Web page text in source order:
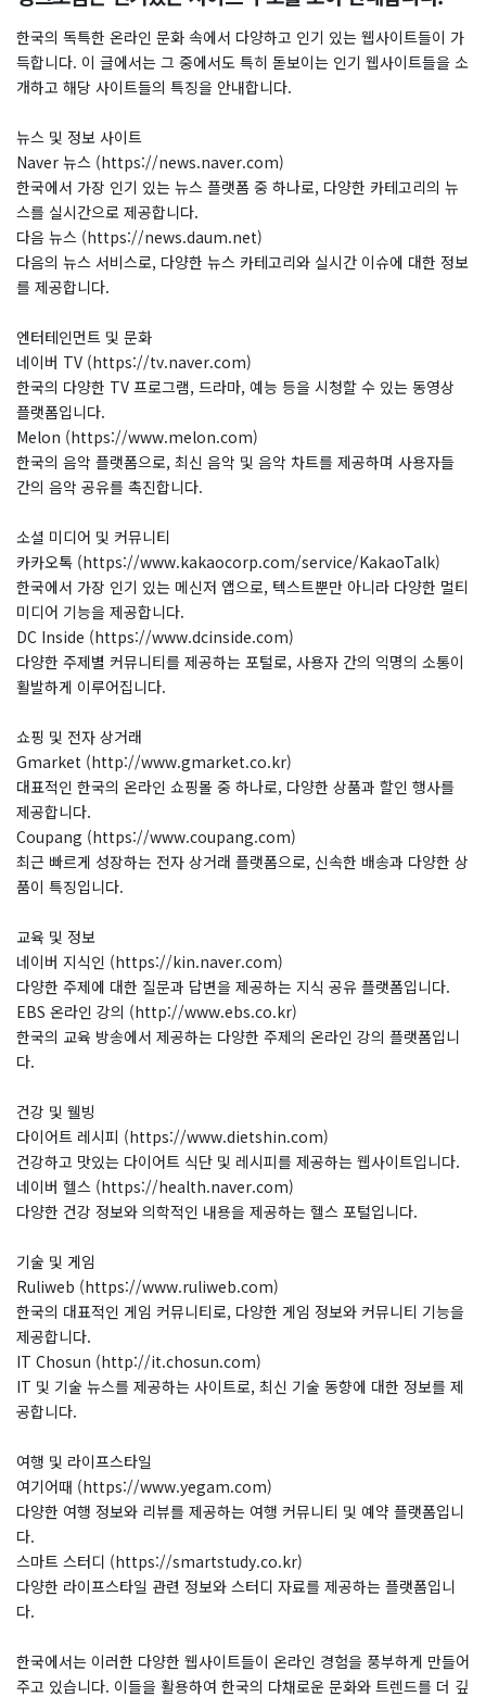
한국의 독특한 온라인 문화 속에서 다양하고 인기 있는 웹사이트들이 가
득합니다. 이 글에서는 그 중에서도 특히 돋보이는 인기 웹사이트들을 소
개하고 해당 사이트들의 특징을 안내합니다.
뉴스 및 정보 사이트
Naver 뉴스 (https://news.naver.com)
한국에서 가장 인기 있는 뉴스 플랫폼 중 하나로, 다양한 카테고리의 뉴
스를 실시간으로 제공합니다.
다음 뉴스 (https://news.daum.net)
다음의 뉴스 서비스로, 다양한 뉴스 카테고리와 실시간 이슈에 대한 정보
를 제공합니다.
엔터테인먼트 및 문화
네이버 TV (https://tv.naver.com)
한국의 다양한 TV 프로그램, 드라마, 예능 등을 시청할 수 있는 동영상
플랫폼입니다.
Melon (https://www.melon.com)
한국의 음악 플랫폼으로, 최신 음악 및 음악 차트를 제공하며 사용자들
간의 음악 공유를 촉진합니다.
소셜 미디어 및 커뮤니티
카카오톡 (https://www.kakaocorp.com/service/KakaoTalk)
한국에서 가장 인기 있는 메신저 앱으로, 텍스트뿐만 아니라 다양한 멀티
미디어 기능을 제공합니다.
DC Inside (https://www.dcinside.com)
다양한 주제별 커뮤니티를 제공하는 포털로, 사용자 간의 익명의 소통이
활발하게 이루어집니다.
쇼핑 및 전자 상거래
Gmarket (http://www.gmarket.co.kr)
대표적인 한국의 온라인 쇼핑몰 중 하나로, 다양한 상품과 할인 행사를
제공합니다.
Coupang (https://www.coupang.com)
최근 빠르게 성장하는 전자 상거래 플랫폼으로, 신속한 배송과 다양한 상
품이 특징입니다.
교육 및 정보
네이버 지식인 (https://kin.naver.com)
다양한 주제에 대한 질문과 답변을 제공하는 지식 공유 플랫폼입니다.
EBS 온라인 강의 (http://www.ebs.co.kr)
한국의 교육 방송에서 제공하는 다양한 주제의 온라인 강의 플랫폼입니
다.
건강 및 웰빙
다이어트 레시피 (https://www.dietshin.com)
건강하고 맛있는 다이어트 식단 및 레시피를 제공하는 웹사이트입니다.
네이버 헬스 (https://health.naver.com)
다양한 건강 정보와 의학적인 내용을 제공하는 헬스 포털입니다.
기술 및 게임
Ruliweb (https://www.ruliweb.com)
한국의 대표적인 게임 커뮤니티로, 다양한 게임 정보와 커뮤니티 기능을
제공합니다.
IT Chosun (http://it.chosun.com)
IT 및 기술 뉴스를 제공하는 사이트로, 최신 기술 동향에 대한 정보를 제
공합니다.
여행 및 라이프스타일
여기어때 (https://www.yegam.com)
다양한 여행 정보와 리뷰를 제공하는 여행 커뮤니티 및 예약 플랫폼입니
다.
스마트 스터디 (https://smartstudy.co.kr)
다양한 라이프스타일 관련 정보와 스터디 자료를 제공하는 플랫폼입니
다.
한국에서는 이러한 다양한 웹사이트들이 온라인 경험을 풍부하게 만들어
주고 있습니다. 이들을 활용하여 한국의 다채로운 문화와 트렌드를 더 깊